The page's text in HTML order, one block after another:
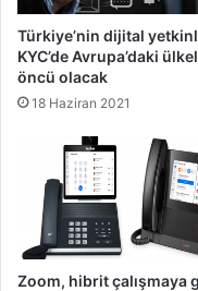
Türkiye’nin dijital
KYC’de Avrupa’daki
öncü olacak
18 Haziran 2021
Zoom, hibrit çalışmaya